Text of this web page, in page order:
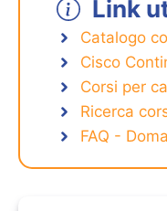
Link
Catalogo
Cisco
Corsi per
Ricerca
FAQ -